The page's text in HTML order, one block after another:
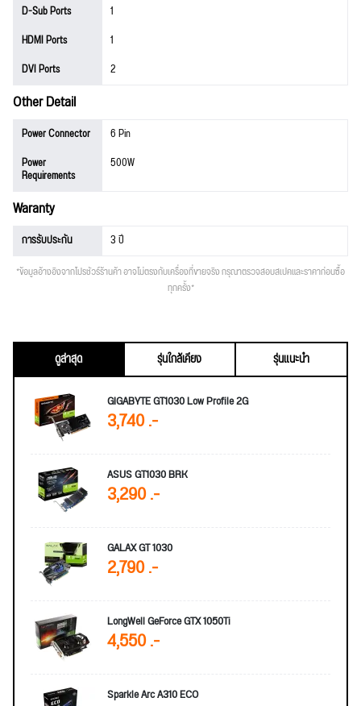
D-Sub Ports
1
HDMI Ports
1
DVI Ports
2
Other Detail
Power Connector
6 Pin
Power
Requirements
500W
Waranty
การรับประกัน 3 ปี
*ข้อมูลอ้างอิงจากโปรชัวร์ร้านค้า อาจไม่ตรงกับเครื่องที่ขายจริง กรุณาตรวจสอบสเปคและราคาก่อนซื้อ
ทุกครั้ง*
ดูล่าสุด รุ่นใกล้เคียง
รุ่นแนะนำ
GIGABYTE GT1030 Low Profile 2G
3,740 .-
ASUS GT1030 BRK
3,290 .-
GALAX GT 1030
2,790 .-
LongWell GeForce GTX 1050Ti
4,550 .-
Sparkle Arc A310 ECO